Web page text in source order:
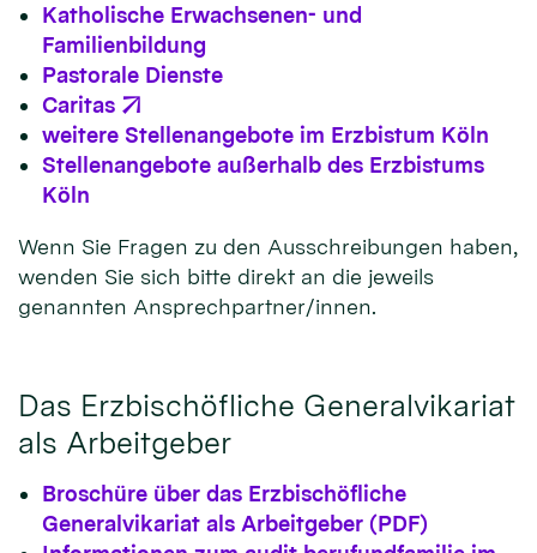
Katholische Erwachsenen- und
Familienbildung
Pastorale Dienste
Caritas
weitere Stellenangebote im Erzbistum Köln
Stellenangebote außerhalb des Erzbistums
Köln
Wenn Sie Fragen zu den Ausschreibungen haben,
wenden Sie sich bitte direkt an die jeweils
genannten Ansprechpartner/innen.
Das Erzbischöfliche Generalvikariat
als Arbeitgeber
Broschüre über das Erzbischöfliche
Generalvikariat als Arbeitgeber (PDF)